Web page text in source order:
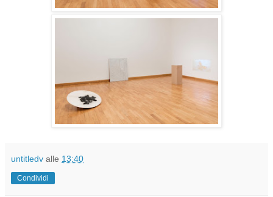
untitledv alle 13:40
Condividi